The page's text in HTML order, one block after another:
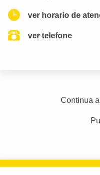
ver horario de
ver telefone
Continua